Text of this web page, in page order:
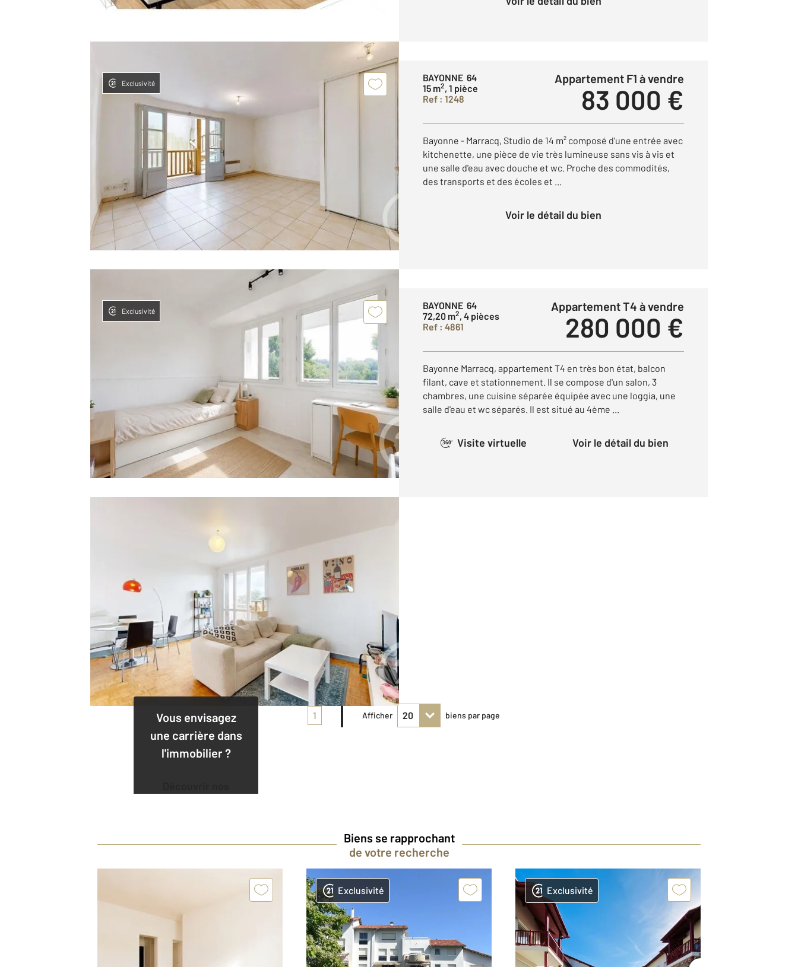
Exclusivité
BAYONNE 64
15 m2, 1 pièce
Ref : 1248
Appartement F1 à vendre
83 000 €
Bayonne - Marracq, Studio de 14 m² composé d'une entrée avec
kitchenette, une pièce de vie très lumineuse sans vis à vis et
une salle d'eau avec douche et wc. Proche des commodités,
des transports et des écoles et ...
Voir le détail du bien
Exclusivité
BAYONNE 64
72,20 m2, 4 pièces
Ref : 4861
Appartement T4 à vendre
280 000 €
Bayonne Marracq, appartement T4 en très bon état, balcon
filant, cave et stationnement. Il se compose d'un salon, 3
chambres, une cuisine séparée équipée avec une loggia, une
salle d'eau et wc séparés. Il est situé au 4ème ...
360° Visite virtuelle Voir le détail du bien
Vous envisagez
une carrière dans
l'immobilier ?
1 Afficher biens par page
Biens se rapprochant
de votre recherche
Exclusivité Exclusivité